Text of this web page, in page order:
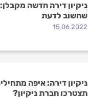
ניקיון דירה חדשה
שחשוב לדעת
15.06.2022
ניקיון דירה: איפה
תצטרכו חברת ניקיון?